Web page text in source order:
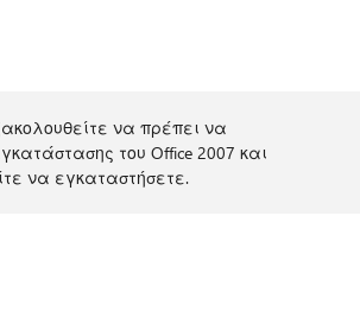
να πρέπει να
του Office 2007 και
να εγκαταστήσετε.